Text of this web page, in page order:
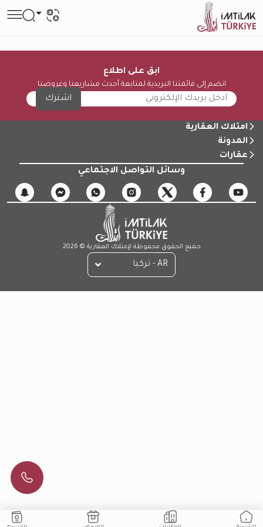
ابق على اطلاع
انضم إلى قائمتنا البريدية لمتابعة أحدث مشاريعنا وعروضنا
اشترك
امتلاك العقارية
المدونة
عقارات
وسائل التواصل الاجتماعي
جميع الحقوق محفوظة لإمتلاك العقارية © 2026
AR - تركيا